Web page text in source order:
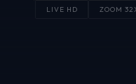
LIVE HD ZOOM